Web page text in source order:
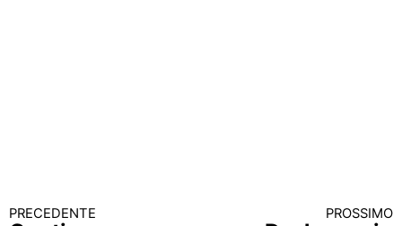
PRECEDENTE PROSSIMO